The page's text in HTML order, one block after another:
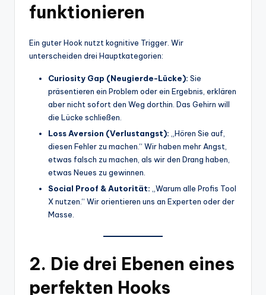
funktionieren
Ein guter Hook nutzt kognitive Trigger. Wir
unterscheiden drei Hauptkategorien:
Curiosity Gap (Neugierde-Lücke): Sie
präsentieren ein Problem oder ein Ergebnis, erklären
aber nicht sofort den Weg dorthin. Das Gehirn will
die Lücke schließen.
Loss Aversion (Verlustangst): „Hören Sie auf,
diesen Fehler zu machen.“ Wir haben mehr Angst,
etwas falsch zu machen, als wir den Drang haben,
etwas Neues zu gewinnen.
Social Proof & Autorität: „Warum alle Profis Tool
X nutzen.“ Wir orientieren uns an Experten oder der
Masse.
2. Die drei Ebenen eines
perfekten Hooks